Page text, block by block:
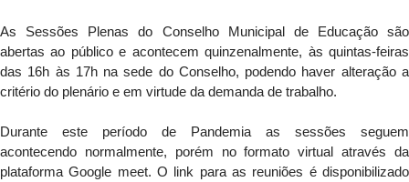
As Sessões Plenas do Conselho Municipal de Educação são
abertas ao público e acontecem quinzenalmente, às quintas-feiras
das 16h às 17h na sede do Conselho, podendo haver alteração a
critério do plenário e em virtude da demanda de trabalho.
Durante este período de Pandemia as sessões seguem
acontecendo normalmente, porém no formato virtual através da
plataforma Google meet. O link para as reuniões é disponibilizado